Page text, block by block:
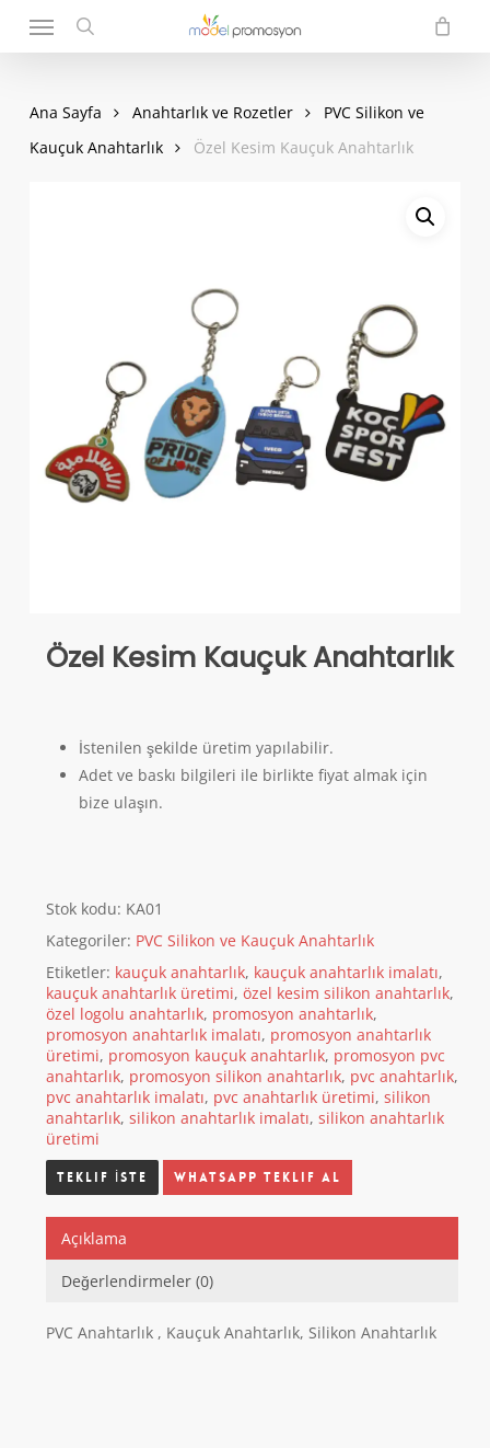
search
Menu
Ana Sayfa Anahtarlık ve Rozetler
PVC Silikon ve
Kauçuk Anahtarlık
Özel Kesim Kauçuk Anahtarlık
Özel Kesim Kauçuk Anahtarlık
İstenilen şekilde üretim yapılabilir.
Adet ve baskı bilgileri ile birlikte fiyat almak için
bize ulaşın.
Stok kodu: KA01
Kategoriler: PVC Silikon ve Kauçuk Anahtarlık
Etiketler: kauçuk anahtarlık, kauçuk anahtarlık imalatı,
kauçuk anahtarlık üretimi, özel kesim silikon anahtarlık,
özel logolu anahtarlık, promosyon anahtarlık,
promosyon anahtarlık imalatı, promosyon anahtarlık
üretimi, promosyon kauçuk anahtarlık, promosyon pvc
anahtarlık, promosyon silikon anahtarlık, pvc anahtarlık,
pvc anahtarlık imalatı, pvc anahtarlık üretimi, silikon
anahtarlık, silikon anahtarlık imalatı, silikon anahtarlık
üretimi
Whatsapp Teklif Al
Açıklama
Değerlendirmeler (0)
PVC Anahtarlık , Kauçuk Anahtarlık, Silikon Anahtarlık